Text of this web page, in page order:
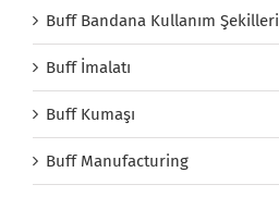
Buff Bandana Kullanım Şekilleri
Buff İmalatı
Buff Kumaşı
Buff Manufacturing